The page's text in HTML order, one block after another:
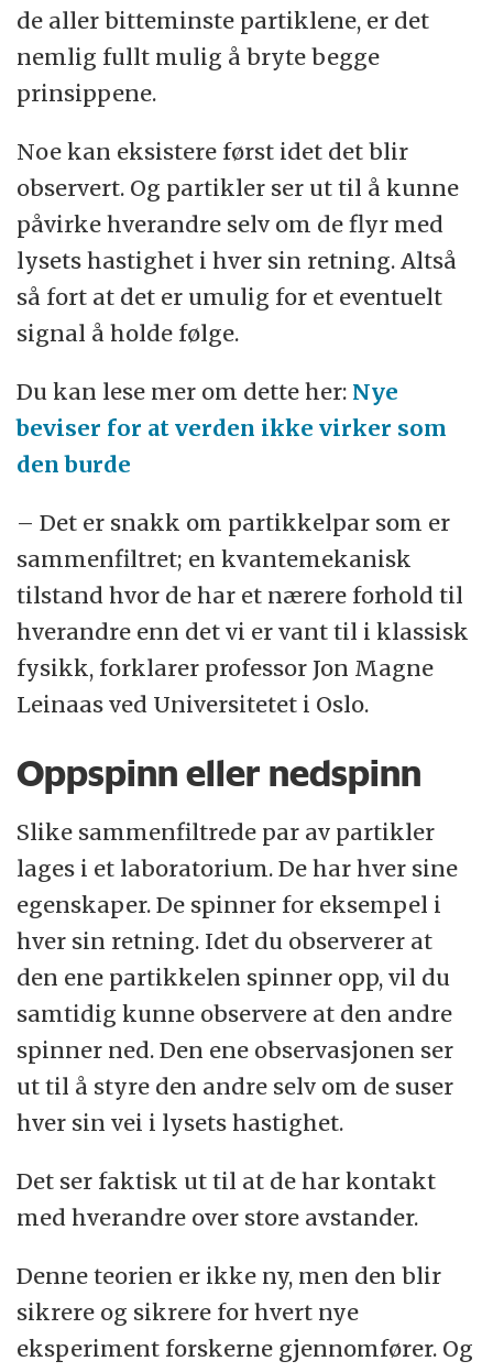
de aller bitteminste partiklene, er det
nemlig fullt mulig å bryte begge
prinsippene.
Noe kan eksistere først idet det blir
observert. Og partikler ser ut til å kunne
påvirke hverandre selv om de flyr med
lysets hastighet i hver sin retning. Altså
så fort at det er umulig for et eventuelt
signal å holde følge.
Du kan lese mer om dette her: Nye
beviser for at verden ikke virker som
den burde
– Det er snakk om partikkelpar som er
sammenfiltret; en kvantemekanisk
tilstand hvor de har et nærere forhold til
hverandre enn det vi er vant til i klassisk
fysikk, forklarer professor Jon Magne
Leinaas ved Universitetet i Oslo.
Oppspinn eller nedspinn
Slike sammenfiltrede par av partikler
lages i et laboratorium. De har hver sine
egenskaper. De spinner for eksempel i
hver sin retning. Idet du observerer at
den ene partikkelen spinner opp, vil du
samtidig kunne observere at den andre
spinner ned. Den ene observasjonen ser
ut til å styre den andre selv om de suser
hver sin vei i lysets hastighet.
Det ser faktisk ut til at de har kontakt
med hverandre over store avstander.
Denne teorien er ikke ny, men den blir
sikrere og sikrere for hvert nye
eksperiment forskerne gjennomfører. Og